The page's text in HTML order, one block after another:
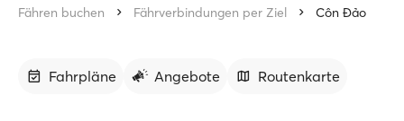
Fähren buchen Fährverbindungen per Ziel Côn Đảo
Fahrpläne Angebote Routenkarte